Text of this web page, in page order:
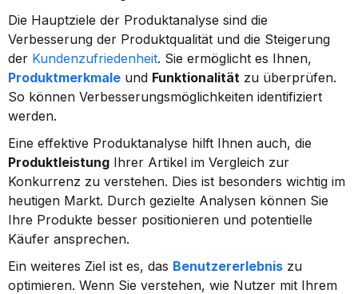
Die Hauptziele der Produktanalyse sind die
Verbesserung der Produktqualität und die Steigerung
der Kundenzufriedenheit
Produktmerkmale und Funktionalität zu überprüfen.
So können Verbesserungsmöglichkeiten identifiziert
werden.
Produktleistung Ihrer Artikel im Vergleich zur
Konkurrenz zu verstehen. Dies ist besonders wichtig im
heutigen Markt. Durch gezielte Analysen können Sie
Ihre Produkte besser positionieren und potentielle
Käufer ansprechen.
Ein weiteres Ziel ist es, das Benutzererlebnis zu
optimieren. Wenn Sie verstehen, wie Nutzer mit Ihrem